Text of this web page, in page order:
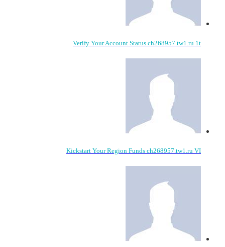
Verify Your Account Status ch268957.tw1.ru 1t
Kickstart Your Region Funds ch268957.tw1.ru VI